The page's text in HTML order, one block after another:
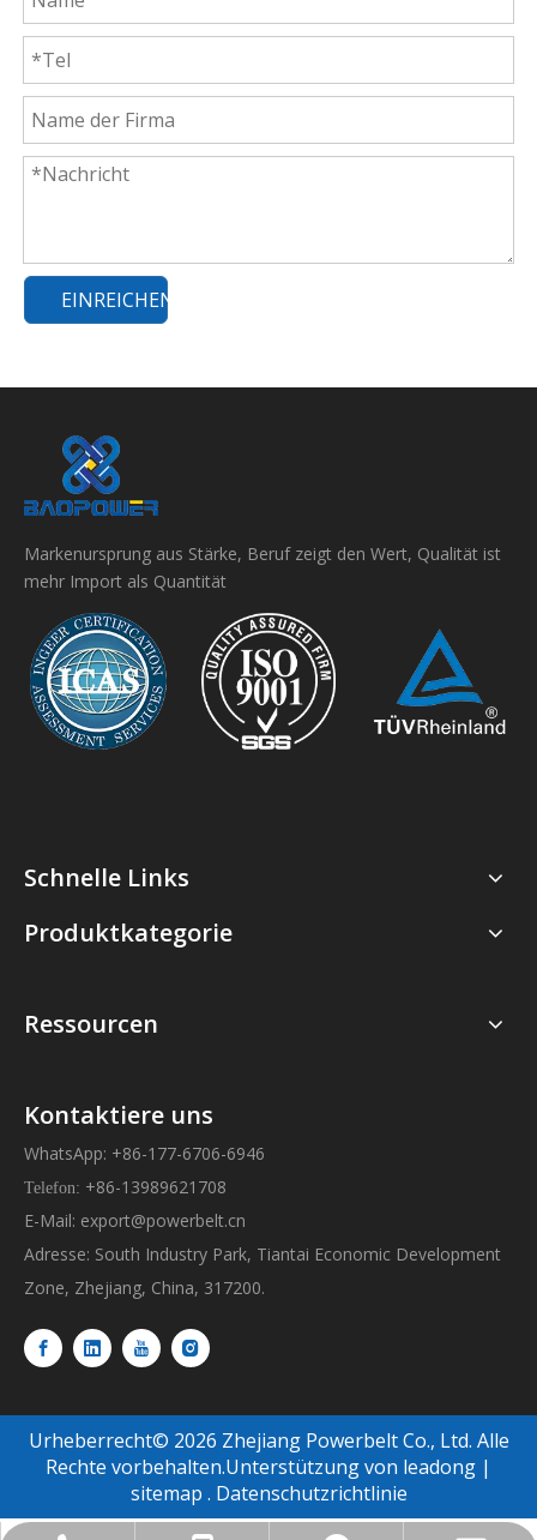
EINREICHEN
Markenursprung aus Stärke, Beruf zeigt den Wert, Qualität ist
mehr Import als Quantität
Schnelle Links
Produktkategorie
Ressourcen
Kontaktiere uns
WhatsApp: +86-177-6706-6946
Telefon: +86-13989621708
E-Mail: export@powerbelt.cn
Adresse: South Industry Park, Tiantai Economic Development
Zone, Zhejiang, China, 317200.
Urheberrecht© 2026 Zhejiang Powerbelt Co., Ltd. Alle
Rechte vorbehalten.Unterstützung von leadong |
sitemap . Datenschutzrichtlinie